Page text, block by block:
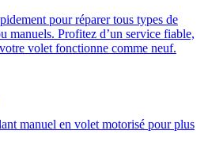
pour réparer tous types de
manuels. Profitez d’un service fiable,
volet fonctionne comme neuf.
manuel en volet motorisé pour plus